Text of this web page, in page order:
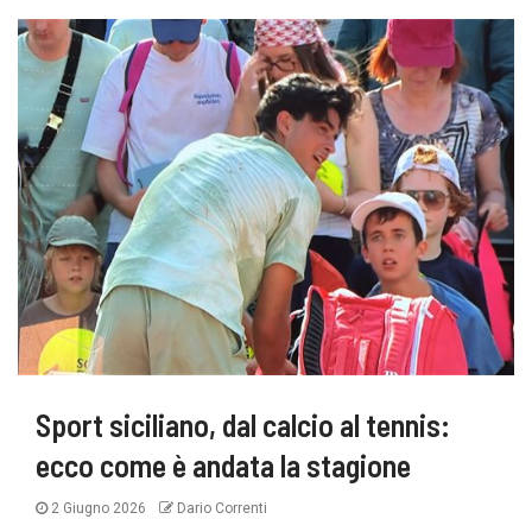
Sport siciliano, dal calcio al tennis:
ecco come è andata la stagione
2 Giugno 2026 Dario Correnti